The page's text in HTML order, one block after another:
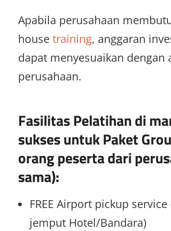
Apabila perusahaan
house training, anggaran
dapat menyesuaikan dengan
perusahaan.
Fasilitas Pelatihan di
suksesuntuk Paket
orang peserta dari
sama):
FREE Airport pickup
jemput Hotel/Bandara)